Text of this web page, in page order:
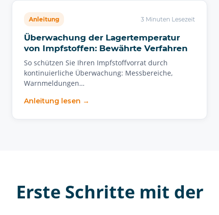
Anleitung 3 Minuten Lesezeit
Überwachung der Lagertemperatur
von Impfstoffen: Bewährte Verfahren
So schützen Sie Ihren Impfstoffvorrat durch
kontinuierliche Überwachung: Messbereiche,
Warnmeldungen…
Anleitung lesen →
Erste Schritte mit der